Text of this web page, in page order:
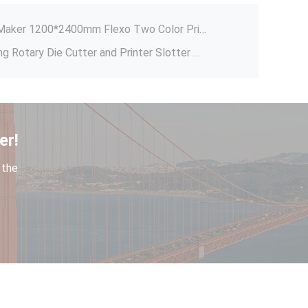
Cardboard Box Printing Box Maker 1200*2400mm Flexo Two Color Printer Case Maker Cartonn Slotter With Folder Gluer
Cardboard Box Printing Making Rotary Die Cutter and Printer Slotter Corrugated Solution Flexo Folder Gluer
PP Cardboard Box Making Machine
Boîte de pizza automatique de machine de composé de flûte de nourriture faisant la machine de papier ondulé
Dongheng Food Corrugated Box Making Machine Fully Automatic 2 Color Printing Slotting
Factory Factory Directly Sell Innovator Automatic Cardboard Rigid Box Industrial Package Wrapping Making Machine